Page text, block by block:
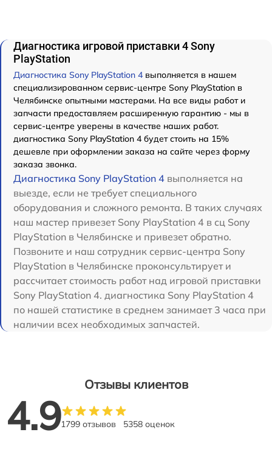
Диагностика игровой приставки 4 Sony
PlayStation
Диагностика Sony PlayStation 4 выполняется в нашем
специализированном сервис-центре Sony PlayStation в
Челябинске опытными мастерами. На все виды работ и
запчасти предоставляем расширенную гарантию - мы в
сервис-центре уверены в качестве наших работ.
диагностика Sony PlayStation 4 будет стоить на 15%
дешевле при оформлении заказа на сайте через форму
заказа звонка.
Диагностика Sony PlayStation 4 выполняется на
выезде, если не требует специального
оборудования и сложного ремонта. В таких случаях
наш мастер привезет Sony PlayStation 4 в сц Sony
PlayStation в Челябинске и привезет обратно.
Позвоните и наш сотрудник сервис-центра Sony
PlayStation в Челябинске проконсультирует и
рассчитает стоимость работ над игровой приставки
Sony PlayStation 4. диагностика Sony PlayStation 4
по нашей статистике в среднем занимает 3 часа при
наличии всех необходимых запчастей.
Отзывы клиентов
4.91799 отзывов 5358 оценок